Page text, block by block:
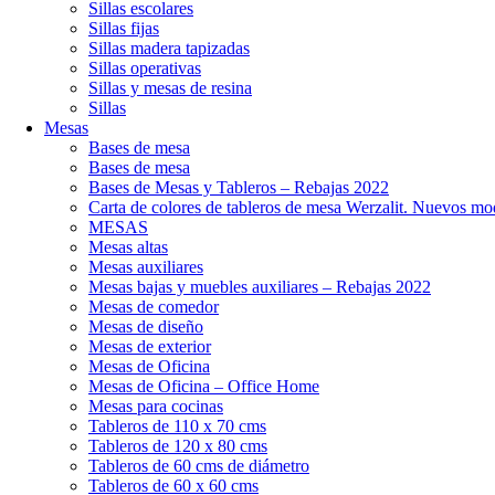
Sillas escolares
Sillas fijas
Sillas madera tapizadas
Sillas operativas
Sillas y mesas de resina
Sillas
Mesas
Bases de mesa
Bases de mesa
Bases de Mesas y Tableros – Rebajas 2022
Carta de colores de tableros de mesa Werzalit. Nuevos
MESAS
Mesas altas
Mesas auxiliares
Mesas bajas y muebles auxiliares – Rebajas 2022
Mesas de comedor
Mesas de diseño
Mesas de exterior
Mesas de Oficina
Mesas de Oficina – Office Home
Mesas para cocinas
Tableros de 110 x 70 cms
Tableros de 120 x 80 cms
Tableros de 60 cms de diámetro
Tableros de 60 x 60 cms